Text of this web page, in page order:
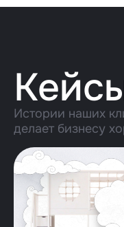
Истории наших
делает бизнесу